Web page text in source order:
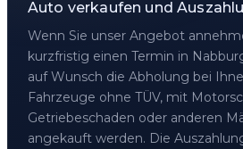
Auto verkaufen und
Wenn Sie unser Angebot
kurzfristig einen Termin in
auf Wunsch die Abholung bei
Fahrzeuge ohne TÜV, mit
Getriebeschaden oder anderen
angekauft werden. Die